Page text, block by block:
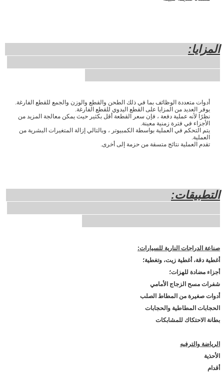
المزايا:
أدوات متعددة الوظائف بما في ذلك الطحن والقطع والوزن والجمع للقطع الفارغة.
يوفر العديد من المزايا على القطع اليدوي للقطع الفارغة.
نظرًا لأنه عملية دفعة ، فإن سعر القطعة أقل بكثير حيث يمكن معالجة المزيد من
الأجزاء في فترة زمنية معينة.
يتم التحكم في العملية بواسطة الكمبيوتر ، وبالتالي إزالة المتغيرات البشرية من
العملية.
تقدم العملية نتائج متسقة من حزمة إلى أخرى.
التطبيقات:
صناعة الدراجات النارية للسيارات:
أغطية دقة، أغطية زيت، وتغطية؛
أجزاء مضادة للهزات؛
شفرات مسح الزجاج الأمامي
أدوات صغيرة من المطاط الصلب
الحجابات المطاطية والحجابات
بطانة الاحتكاك للمشابكات
الرياضة والترفيه
الأحذية
أقدام